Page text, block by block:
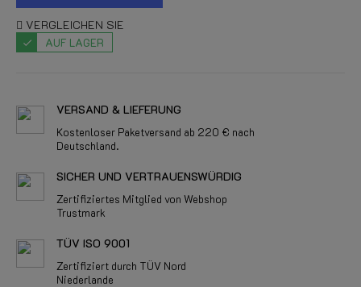
VERGLEICHEN SIE
AUF LAGER
VERSAND & LIEFERUNG
Kostenloser Paketversand ab 220 € nach
Deutschland.
SICHER UND VERTRAUENSWÜRDIG
Zertifiziertes Mitglied von Webshop
Trustmark
TÜV ISO 9001
Zertifiziert durch TÜV Nord
Niederlande